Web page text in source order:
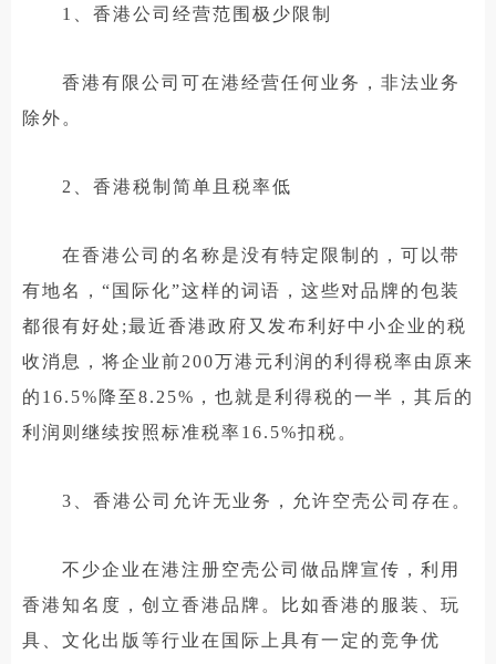
1、香港公司经营范围极少限制
香港有限公司可在港经营任何业务，非法业务
除外。
2、香港税制简单且税率低
在香港公司的名称是没有特定限制的，可以带
有地名，“国际化”这样的词语，这些对品牌的包装
都很有好处;最近香港政府又发布利好中小企业的税
收消息，将企业前200万港元利润的利得税率由原来
的16.5%降至8.25%，也就是利得税的一半，其后的
利润则继续按照标准税率16.5%扣税。
3、香港公司允许无业务，允许空壳公司存在。
不少企业在港注册空壳公司做品牌宣传，利用
香港知名度，创立香港品牌。比如香港的服装、玩
具、文化出版等行业在国际上具有一定的竞争优